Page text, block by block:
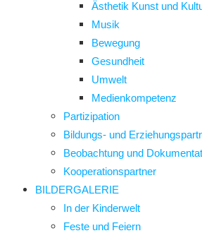
Ästhetik Kunst und
Musik
Bewegung
Gesundheit
Umwelt
Medienkompetenz
Partizipation
Bildungs- und
Beobachtung und
Kooperationspartner
BILDERGALERIE
In der Kinderwelt
Feste und Feiern